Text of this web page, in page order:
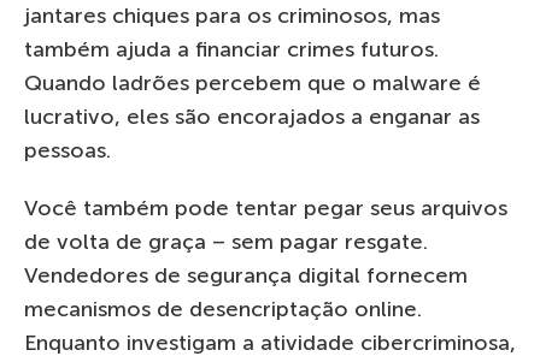
jantares chiques para os criminosos, mas
também ajuda a financiar crimes futuros.
Quando ladrões percebem que o malware é
lucrativo, eles são encorajados a enganar as
pessoas.
Você também pode tentar pegar seus arquivos
de volta de graça – sem pagar resgate.
Vendedores de segurança digital fornecem
mecanismos de desencriptação online.
Enquanto investigam a atividade cibercriminosa,